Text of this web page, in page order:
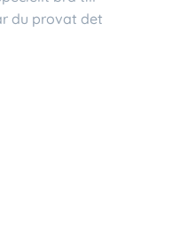
du provat det